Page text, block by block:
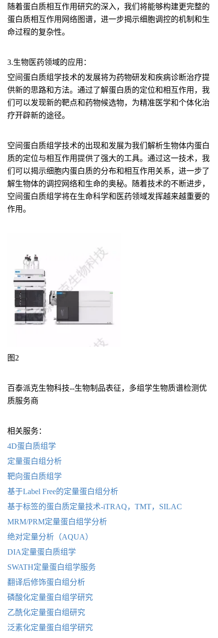
随着蛋白质相互作用研究的深入，我们将能够构建更完整的
蛋白质相互作用网络图谱，进一步揭示细胞调控的机制和生
命过程的复杂性。
3.生物医药领域的应用：
空间蛋白质组学技术的发展将为药物研发和疾病诊断治疗提
供新的思路和方法。通过了解蛋白质的定位和相互作用，我
们可以发现新的靶点和药物候选物，为精准医学和个体化治
疗开辟新的途径。
空间蛋白质组学技术的出现和发展为我们解析生物体内蛋白
质的定位与相互作用提供了强大的工具。通过这一技术，我
们可以揭示细胞内蛋白质的分布和相互作用关系，进一步了
解生物体的调控网络和生命的奥秘。随着技术的不断进步，
空间蛋白质组学将在生命科学和医药领域发挥越来越重要的
作用。
图2
百泰派克生物科技--生物制品表征，多组学生物质谱检测优
质服务商
相关服务：
4D蛋白质组学
定量蛋白组分析
靶向蛋白质组学
基于Label Free的定量蛋白组分析
基于标签的蛋白质定量技术-iTRAQ，TMT，SILAC
MRM/PRM定量蛋白组学分析
绝对定量分析（AQUA）
DIA定量蛋白质组学
SWATH定量蛋白组学服务
翻译后修饰蛋白组分析
磷酸化定量蛋白组学研究
乙酰化定量蛋白组研究
泛素化定量蛋白组学研究